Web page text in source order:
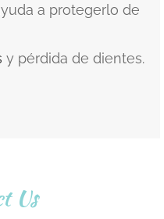
a protegerlo de
y pérdida de dientes.
Us